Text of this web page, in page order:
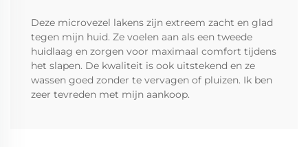
Deze microvezel lakens zijn extreem zacht en glad
tegen mijn huid. Ze voelen aan als een tweede
huidlaag en zorgen voor maximaal comfort tijdens
het slapen. De kwaliteit is ook uitstekend en ze
wassen goed zonder te vervagen of pluizen. Ik ben
zeer tevreden met mijn aankoop.